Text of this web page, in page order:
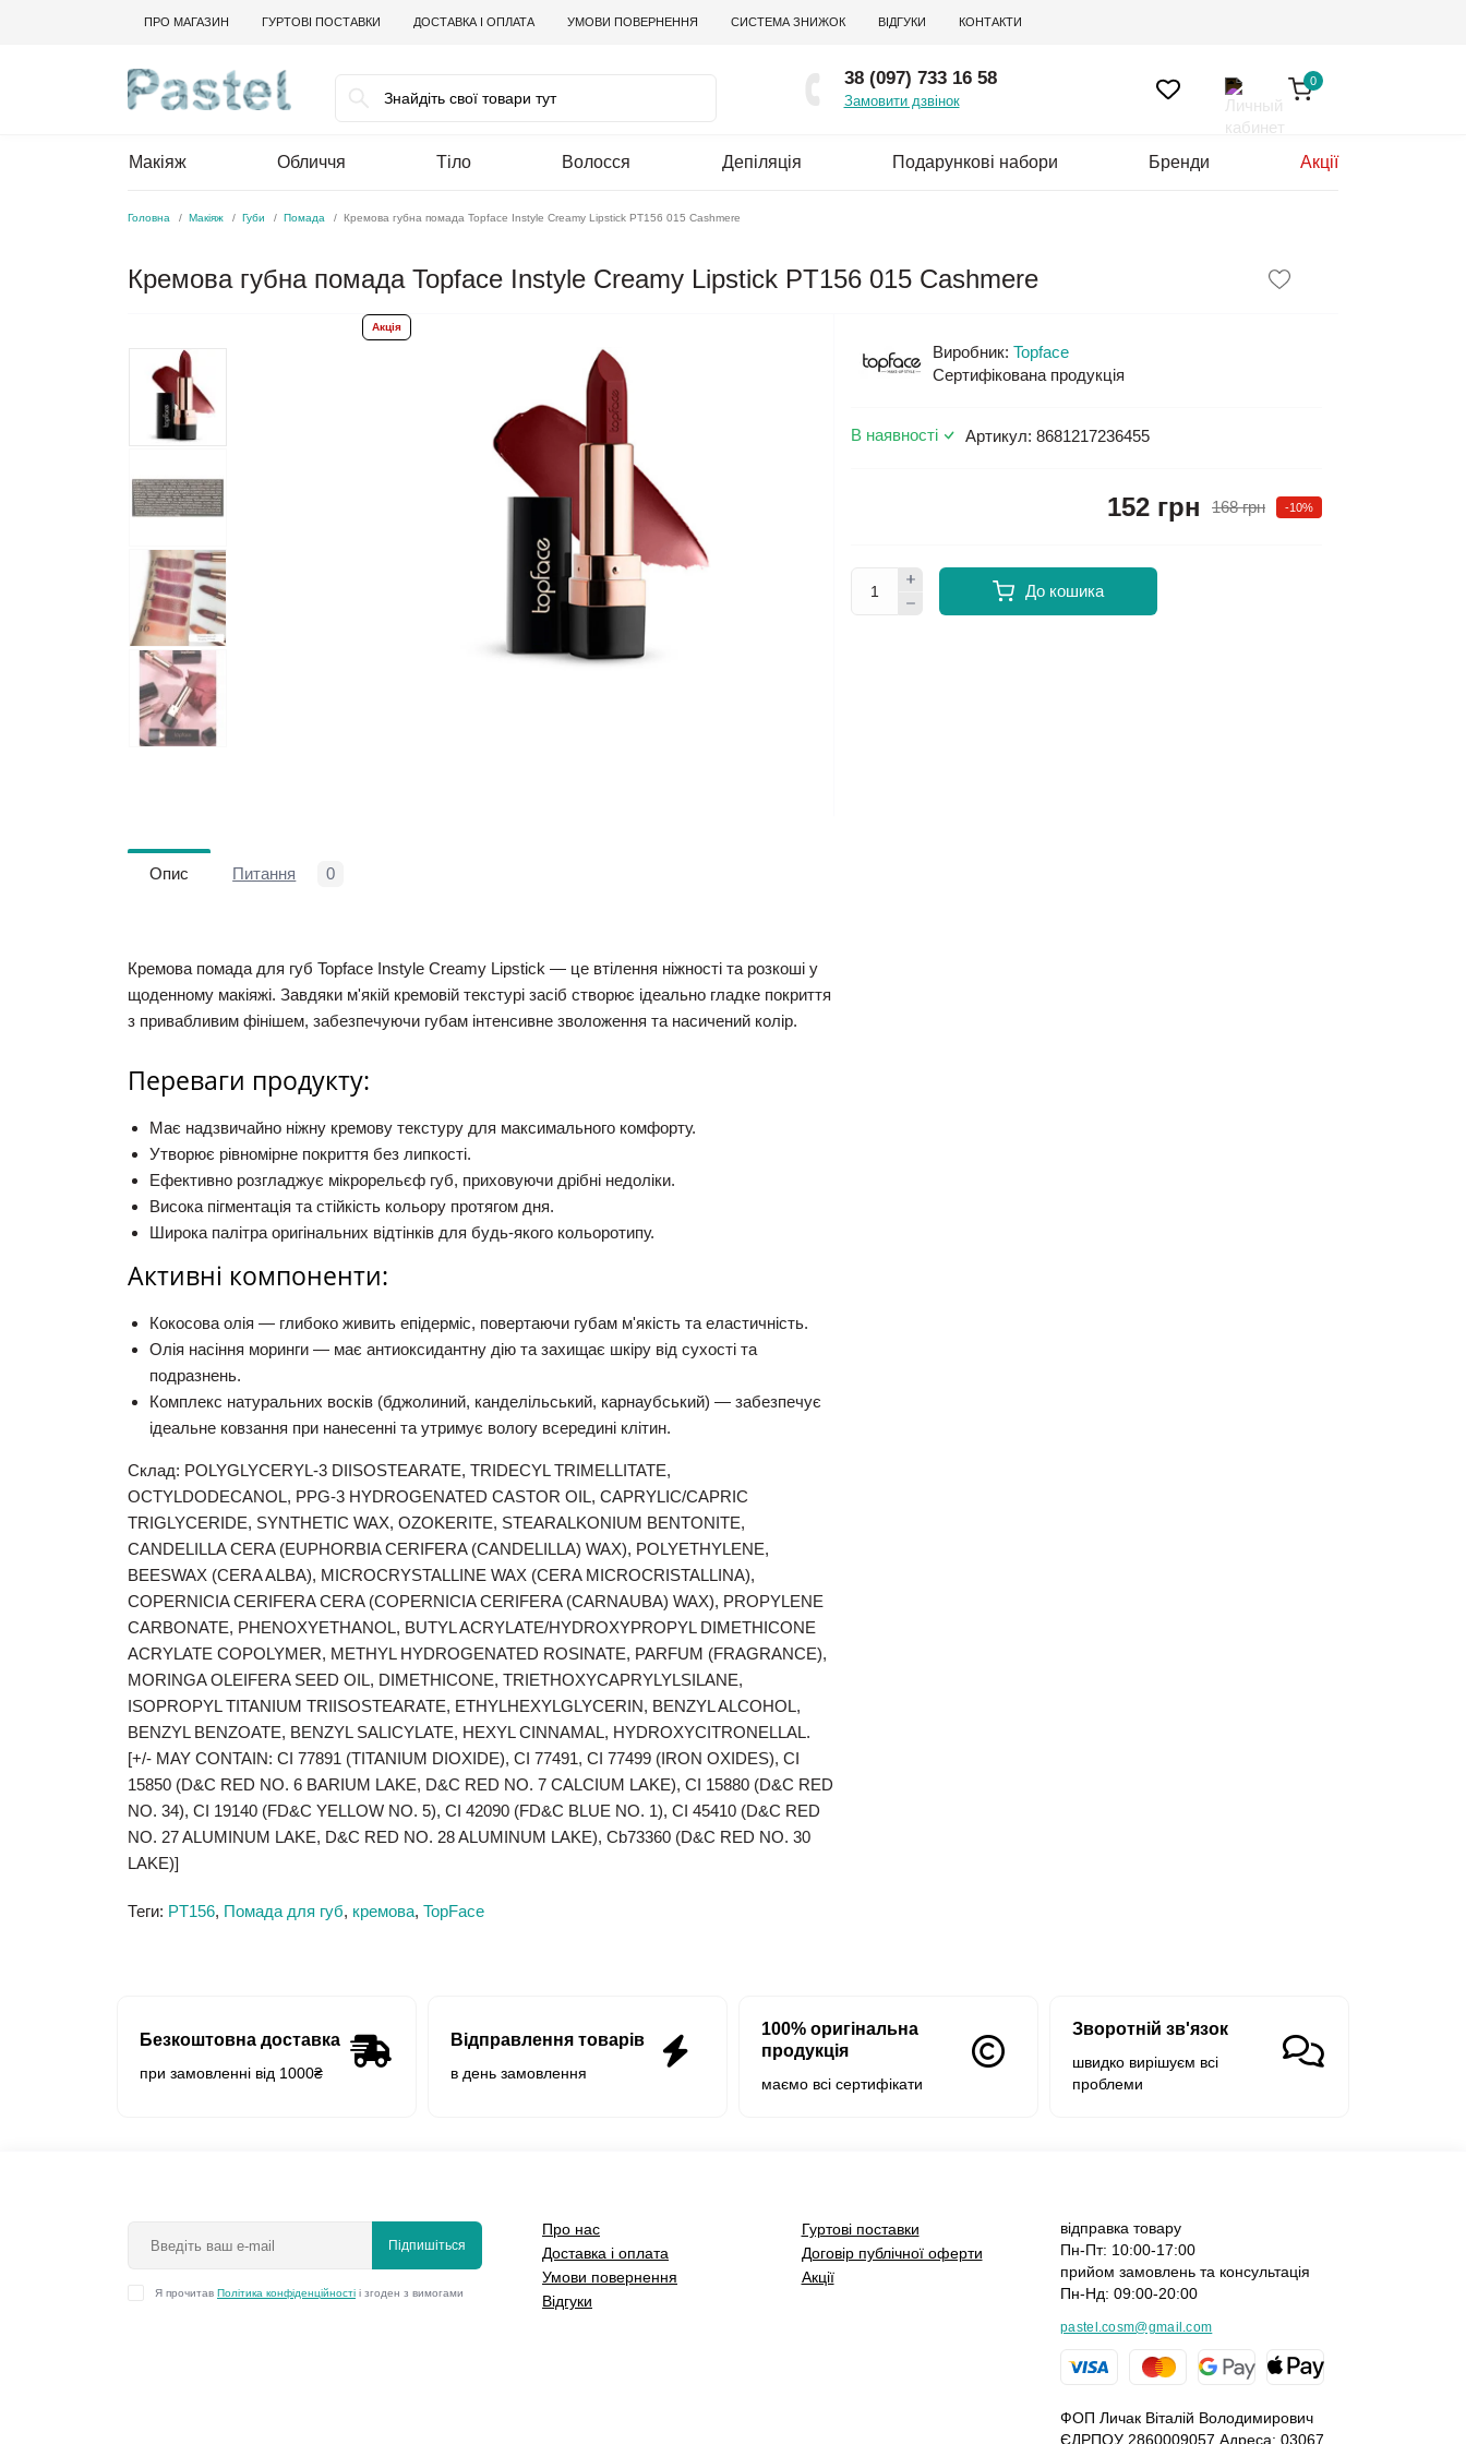
ПРО МАГАЗИН ГУРТОВІ ПОСТАВКИ ДОСТАВКА І ОПЛАТА УМОВИ ПОВЕРНЕННЯ СИСТЕМА ЗНИЖОК ВІДГУКИ КОНТАКТИ
38 (097) 733 16 58
Замовити дзвінок
0
Макіяж Обличчя Тіло Волосся Депіляція Подарункові набори Бренди Акції
Головна Макіяж Губи Помада Кремова губна помада Topface Instyle Creamy Lipstick PT156 015 Cashmere
Кремова губна помада Topface Instyle Creamy Lipstick PT156 015 Cashmere
Акція
Виробник: Topface
Сертифікована продукція
В наявності Артикул: 8681217236455
168 грн -10%
152 грн
До кошика
Опис Питання 0
Кремова помада для губ Topface Instyle Creamy Lipstick — це втілення ніжності та розкоші у
щоденному макіяжі. Завдяки м'якій кремовій текстурі засіб створює ідеально гладке покриття
з привабливим фінішем, забезпечуючи губам інтенсивне зволоження та насичений колір.
Переваги продукту:
Має надзвичайно ніжну кремову текстуру для максимального комфорту.
Утворює рівномірне покриття без липкості.
Ефективно розгладжує мікрорельєф губ, приховуючи дрібні недоліки.
Висока пігментація та стійкість кольору протягом дня.
Широка палітра оригінальних відтінків для будь-якого кольоротипу.
Активні компоненти:
Кокосова олія — глибоко живить епідерміс, повертаючи губам м'якість та еластичність.
Олія насіння моринги — має антиоксидантну дію та захищає шкіру від сухості та
подразнень.
Комплекс натуральних восків (бджолиний, канделільський, карнаубський) — забезпечує
ідеальне ковзання при нанесенні та утримує вологу всередині клітин.
Склад: POLYGLYCERYL-3 DIISOSTEARATE, TRIDECYL TRIMELLITATE,
OCTYLDODECANOL, PPG-3 HYDROGENATED CASTOR OIL, CAPRYLIC/CAPRIC
TRIGLYCERIDE, SYNTHETIC WAX, OZOKERITE, STEARALKONIUM BENTONITE,
CANDELILLA CERA (EUPHORBIA CERIFERA (CANDELILLA) WAX), POLYETHYLENE,
BEESWAX (CERA ALBA), MICROCRYSTALLINE WAX (CERA MICROCRISTALLINA),
COPERNICIA CERIFERA CERA (COPERNICIA CERIFERA (CARNAUBA) WAX), PROPYLENE
CARBONATE, PHENOXYETHANOL, BUTYL ACRYLATE/HYDROXYPROPYL DIMETHICONE
ACRYLATE COPOLYMER, METHYL HYDROGENATED ROSINATE, PARFUM (FRAGRANCE),
MORINGA OLEIFERA SEED OIL, DIMETHICONE, TRIETHOXYCAPRYLYLSILANE,
ISOPROPYL TITANIUM TRIISOSTEARATE, ETHYLHEXYLGLYCERIN, BENZYL ALCOHOL,
BENZYL BENZOATE, BENZYL SALICYLATE, HEXYL CINNAMAL, HYDROXYCITRONELLAL.
[+/- MAY CONTAIN: CI 77891 (TITANIUM DIOXIDE), CI 77491, CI 77499 (IRON OXIDES), CI
15850 (D&C RED NO. 6 BARIUM LAKE, D&C RED NO. 7 CALCIUM LAKE), CI 15880 (D&C RED
NO. 34), CI 19140 (FD&C YELLOW NO. 5), CI 42090 (FD&C BLUE NO. 1), CI 45410 (D&C RED
NO. 27 ALUMINUM LAKE, D&C RED NO. 28 ALUMINUM LAKE), Cb73360 (D&C RED NO. 30
LAKE)]
Теги: PT156, Помада для губ, кремова, TopFace
Безкоштовна доставка
при замовленні від 1000₴
Відправлення товарів
в день замовлення
100% оригінальна
продукція
маємо всі сертифікати
Зворотній зв'язок
швидко вирішуєм всі
проблеми
Підпишіться
Я прочитав Політика конфіденційності і згоден з вимогами
Про нас
Доставка і оплата
Умови повернення
Відгуки
Гуртові поставки
Договір публічної оферти
Акції
відправка товару
Пн-Пт: 10:00-17:00
прийом замовлень та консультація
Пн-Нд: 09:00-20:00
pastel.cosm@gmail.com
ФОП Личак Віталій Володимирович
ЄДРПОУ 2860009057 Адреса: 03067,